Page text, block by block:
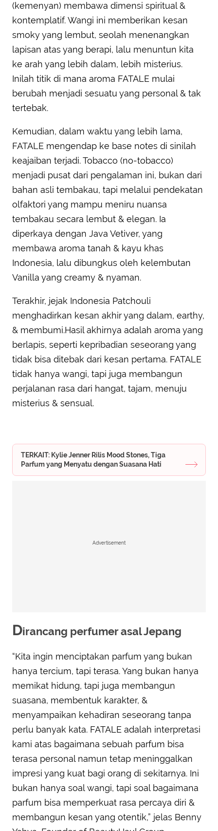
(kemenyan) membawa dimensi spiritual &
kontemplatif. Wangi ini memberikan kesan
smoky yang lembut, seolah menenangkan
lapisan atas yang berapi, lalu menuntun kita
ke arah yang lebih dalam, lebih misterius.
Inilah titik di mana aroma FATALE mulai
berubah menjadi sesuatu yang personal & tak
tertebak.
Kemudian, dalam waktu yang lebih lama,
FATALE mengendap ke base notes di sinilah
keajaiban terjadi. Tobacco (no-tobacco)
menjadi pusat dari pengalaman ini, bukan dari
bahan asli tembakau, tapi melalui pendekatan
olfaktori yang mampu meniru nuansa
tembakau secara lembut & elegan. Ia
diperkaya dengan Java Vetiver, yang
membawa aroma tanah & kayu khas
Indonesia, lalu dibungkus oleh kelembutan
Vanilla yang creamy & nyaman.
Terakhir, jejak Indonesia Patchouli
menghadirkan kesan akhir yang dalam, earthy,
& membumi.Hasil akhirnya adalah aroma yang
berlapis, seperti kepribadian seseorang yang
tidak bisa ditebak dari kesan pertama. FATALE
tidak hanya wangi, tapi juga membangun
perjalanan rasa dari hangat, tajam, menuju
misterius & sensual.
TERKAIT: Kylie Jenner Rilis Mood Stones, Tiga
Parfum yang Menyatu dengan Suasana Hati
Advertisement
Dirancang perfumer asal Jepang
“Kita ingin menciptakan parfum yang bukan
hanya tercium, tapi terasa. Yang bukan hanya
memikat hidung, tapi juga membangun
suasana, membentuk karakter, &
menyampaikan kehadiran seseorang tanpa
perlu banyak kata. FATALE adalah interpretasi
kami atas bagaimana sebuah parfum bisa
terasa personal namun tetap meninggalkan
impresi yang kuat bagi orang di sekitarnya. Ini
bukan hanya soal wangi, tapi soal bagaimana
parfum bisa memperkuat rasa percaya diri &
membangun kesan yang otentik,” jelas Benny